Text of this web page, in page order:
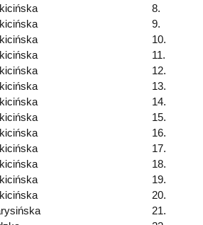
8.
9.
10.
11.
12.
13.
14.
15.
16.
17.
18.
19.
20.
21.